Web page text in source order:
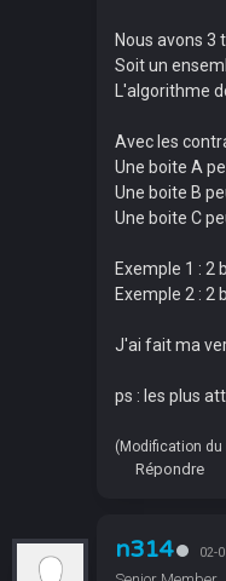
Nous avons 3
Soit un
L'algorithme
Avec les
Une boite A
Une boite B
Une boite C
Exemple 1 : 2
Exemple 2 : 2
J'ai fait ma
ps : les plus
(Modification du
Répondre
n314 02-